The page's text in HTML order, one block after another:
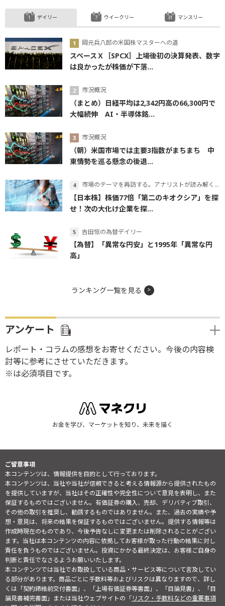
デイリー
岡元兵八郎の米国株マスターへの道
スペースＸ［SPCX］上場後初の決算発表、数字
は良かったが株価が下落...
市況概況
（まとめ）日経平均は2,342円高の66,300円で
大幅続伸 AI・半導体銘...
市況概況
（朝）米国市場では主要3指数がまちまち 中
東情勢を巡る懸念の後退...
市場のテーマを再訪する。アナリストが読み解くテーマの本質
【日本株】株価77倍「第二のキオクシア」を探
せ！次の大化け企業を探...
吉田恒の為替デイリー
【為替】「異常な円安」と1995年「異常な円
高」
ウイークリー マンスリー
ランキング一覧を見る
アンケート
レポート・コラムの感想をお寄せください。今後の内容検
討等に参考にさせていただきます。
※は必須項目です。
お金を学び、マーケットを知り、未来を描く
ご留意事項
本コンテンツは、情報提供を目的として行っております。
本コンテンツは、当社や当社が信頼できると考える情報源から提供されたもの
を提供していますが、当社はその正確性や完全性について意見を表明し、また
保証するものではございません。有価証券の購入、売却、デリバティブ取引、
その他の取引を推奨し、勧誘するものではありません。また、過去の実績や予
想・意見は、将来の結果を保証するものではございません。提供する情報等は
作成時現在のものであり、今後予告なしに変更または削除されることがござい
ます。当社は本コンテンツの内容に依拠してお客様が取った行動の結果に対し
責任を負うものではございません。投資にかかる最終決定は、お客様ご自身の
判断と責任でなさるようお願いいたします。
本コンテンツでは当社でお取扱している商品・サービス等について言及してい
る部分があります。商品ごとに手数料等およびリスクは異なりますので、詳し
くは「契約締結前交付書面」、「上場有価証券等書面」、「目論見書」、「目
論見書補完書面」または当社ウェブサイトの「リスク・手数料などの重要事項